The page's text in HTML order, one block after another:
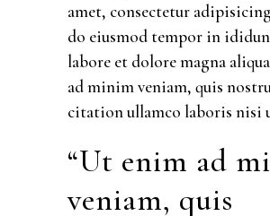
amet, consectetur
do eiusmod tempor in
labore et dolore magna
ad minim veniam, quis
citation ullamco laboris nisi
“Ut enim ad
veniam, quis